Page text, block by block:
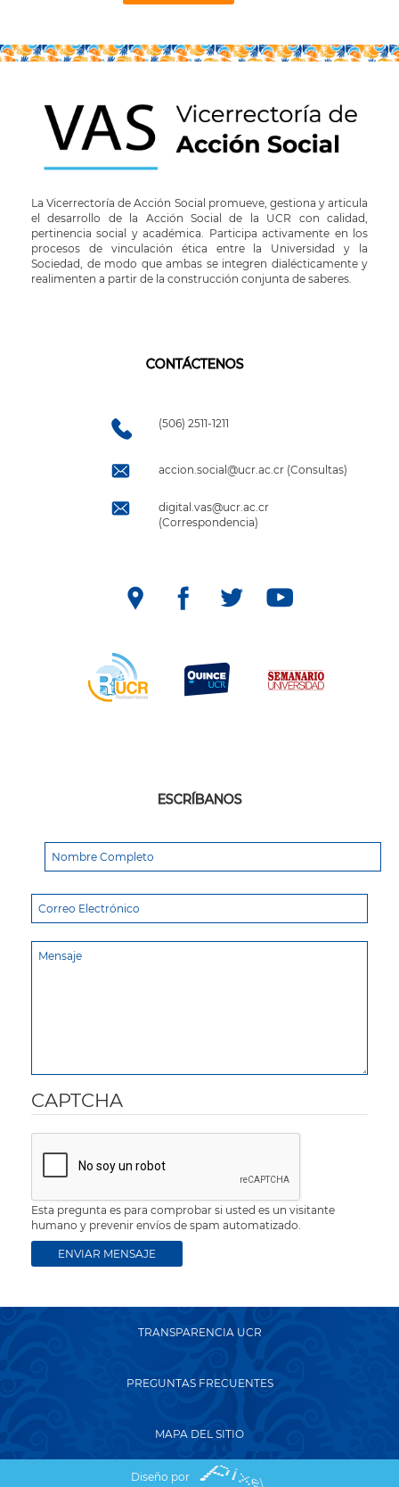
La Vicerrectoría de Acción Social promueve, gestiona y articula
el desarrollo de la Acción Social de la UCR con calidad,
pertinencia social y académica. Participa activamente en los
procesos de vinculación ética entre la Universidad y la
Sociedad, de modo que ambas se integren dialécticamente y
realimenten a partir de la construcción conjunta de saberes.
CONTÁCTENOS
(506) 2511-1211
accion.social@ucr.ac.cr (Consultas)
digital.vas@ucr.ac.cr
(Correspondencia)
ESCRÍBANOS
CAPTCHA
Esta pregunta es para comprobar si usted es un visitante
humano y prevenir envíos de spam automatizado.
TRANSPARENCIA UCR
PREGUNTAS FRECUENTES
MAPA DEL SITIO
Diseño por